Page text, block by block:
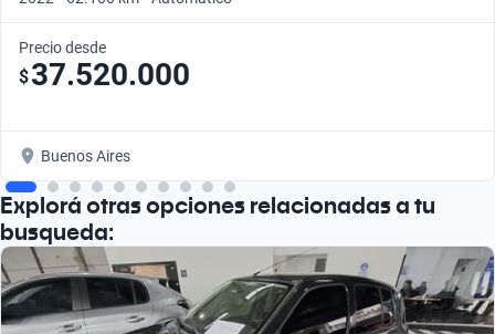
Precio desde
$37.520.000
Buenos Aires
Explorá otras opciones relacionadas a tu
busqueda: